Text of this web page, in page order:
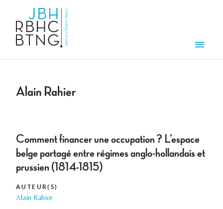
Alain Rahier
Comment financer une occupation ? L’espace
belge partagé entre régimes anglo-hollandais et
prussien (1814-1815)
AUTEUR(S)
Alain Rahier